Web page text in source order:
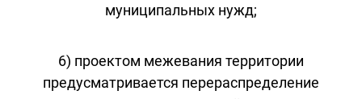
муниципальных нужд;
6) проектом межевания территории
предусматривается перераспределение